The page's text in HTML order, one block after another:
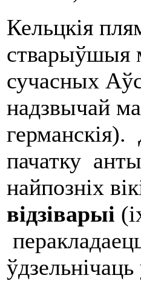
Кельцкія
стварыўшыя
сучасных
надзвычай
пачатку
найпозніх
відзіварыі